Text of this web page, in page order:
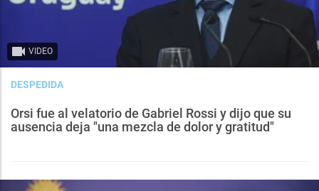
VIDEO
DESPEDIDA
Orsi fue al velatorio de Gabriel Rossi y dijo que su
ausencia deja "una mezcla de dolor y gratitud"